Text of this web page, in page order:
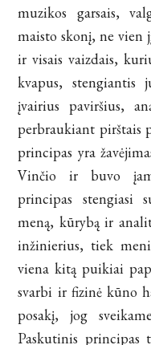
muzikos garsais,
maisto skonį, ne vien
ir visais vaizdais,
kvapus,
įvairius paviršius,
perbraukiant pirštais
principas yra
Vinčio ir buvo
principas stengiasi
meną, kūrybą ir
inžinierius, tiek
viena kitą puikiai
svarbi ir fizinė kūno
posakį, jog
Paskutinis principas